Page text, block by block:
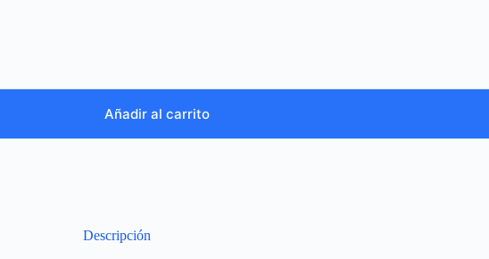
Añadir al carrito
Descripción